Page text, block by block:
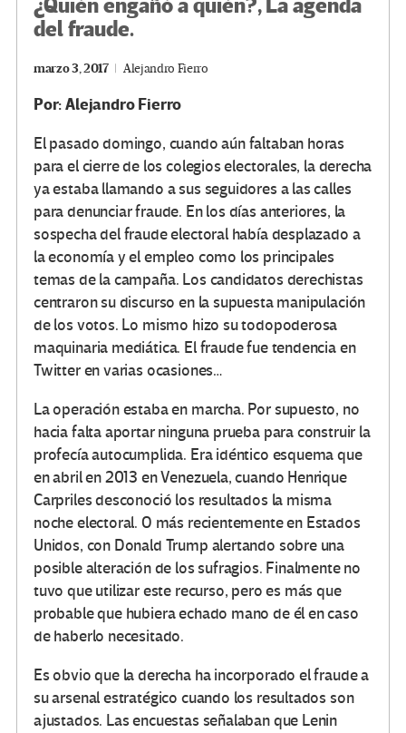
¿Quién engañó a quién?, La agenda
del fraude.
marzo 3, 2017 Alejandro Fierro
Por: Alejandro Fierro
El pasado domingo, cuando aún faltaban horas
para el cierre de los colegios electorales, la derecha
ya estaba llamando a sus seguidores a las calles
para denunciar fraude. En los días anteriores, la
sospecha del fraude electoral había desplazado a
la economía y el empleo como los principales
temas de la campaña. Los candidatos derechistas
centraron su discurso en la supuesta manipulación
de los votos. Lo mismo hizo su todopoderosa
maquinaria mediática. El fraude fue tendencia en
Twitter en varias ocasiones…
La operación estaba en marcha. Por supuesto, no
hacia falta aportar ninguna prueba para construir la
profecía autocumplida. Era idéntico esquema que
en abril en 2013 en Venezuela, cuando Henrique
Carpriles desconoció los resultados la misma
noche electoral. O más recientemente en Estados
Unidos, con Donald Trump alertando sobre una
posible alteración de los sufragios. Finalmente no
tuvo que utilizar este recurso, pero es más que
probable que hubiera echado mano de él en caso
de haberlo necesitado.
Es obvio que la derecha ha incorporado el fraude a
su arsenal estratégico cuando los resultados son
ajustados. Las encuestas señalaban que Lenin